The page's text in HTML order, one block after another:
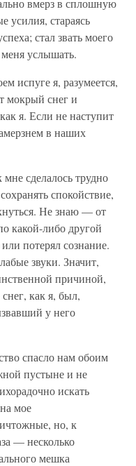
вмерз в сплошную
усилия, стараясь
стал звать моего
услышать.
испуге я, разумеется,
мокрый снег и
я. Если не наступит
в наших
мне сделалось трудно
спокойствие,
Не знаю — от
какой-либо другой
потерял сознание.
звуки. Значит,
причиной,
как я, был,
у него
спасло нам обоим
пустыне и не
искать
мое
но, к
— несколько
мешка